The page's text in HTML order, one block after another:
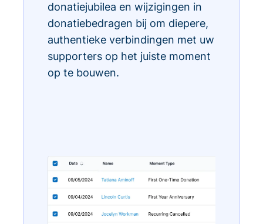
donatiejubilea en wijzigingen in
donatiebedragen bij om diepere,
authentieke verbindingen met uw
supporters op het juiste moment
op te bouwen.